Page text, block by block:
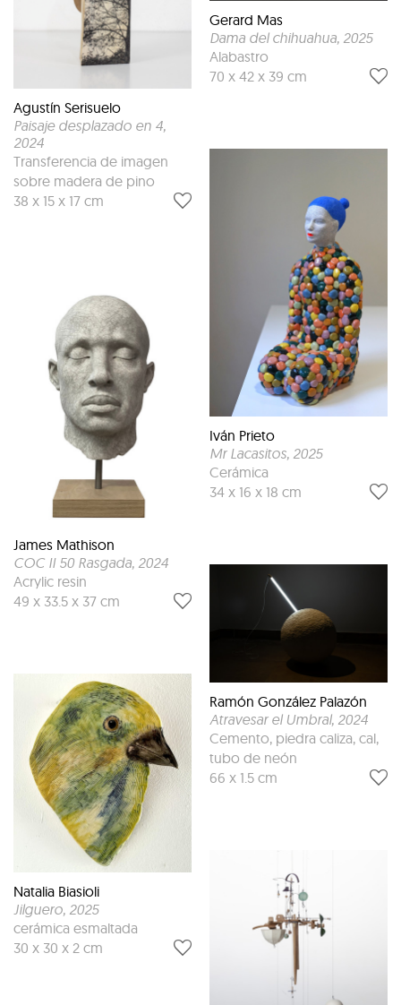
Agustín Serisuelo
Paisaje desplazado en 4,
2024
Transferencia de imagen
sobre madera de pino
38 x 15 x 17 cm
James Mathison
COC II 50 Rasgada, 2024
Acrylic resin
49 x 33.5 x 37 cm
Natalia Biasioli
Jilguero, 2025
cerámica esmaltada
30 x 30 x 2 cm
Gerard Mas
Dama del chihuahua, 2025
Alabastro
70 x 42 x 39 cm
Iván Prieto
Mr Lacasitos, 2025
Cerámica
34 x 16 x 18 cm
Ramón González Palazón
Atravesar el Umbral, 2024
Cemento, piedra caliza, cal,
tubo de neón
66 x 1.5 cm